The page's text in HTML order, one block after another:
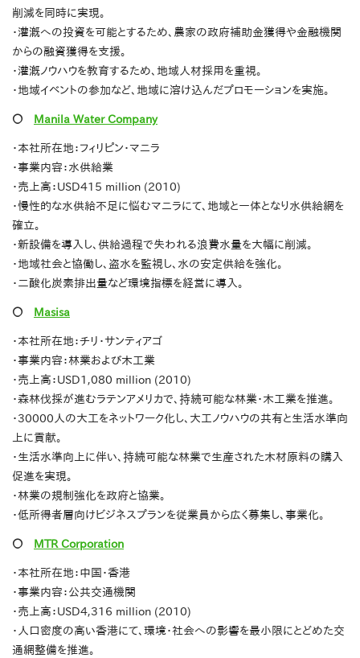
削減を同時に実現。
・灌漑への投資を可能とするため、農家の政府補助金獲得や金融機関
からの融資獲得を支援。
・灌漑ノウハウを教育するため、地域人材採用を重視。
・地域イベントの参加など、地域に溶け込んだプロモーションを実施。
〇 Manila Water Company
・本社所在地：フィリピン・マニラ
・事業内容：水供給業
・売上高：USD415 million (2010)
・慢性的な水供給不足に悩むマニラにて、地域と一体となり水供給網を
確立。
・新設備を導入し、供給過程で失われる浪費水量を大幅に削減。
・地域社会と協働し、盗水を監視し、水の安定供給を強化。
・二酸化炭素排出量など環境指標を経営に導入。
〇 Masisa
・本社所在地：チリ・サンティアゴ
・事業内容：林業および木工業
・売上高：USD1,080 million (2010)
・森林伐採が進むラテンアメリカで、持続可能な林業・木工業を推進。
・30000人の大工をネットワーク化し、大工ノウハウの共有と生活水準向
上に貢献。
・生活水準向上に伴い、持続可能な林業で生産された木材原料の購入
促進を実現。
・林業の規制強化を政府と協業。
・低所得者層向けビジネスプランを従業員から広く募集し、事業化。
〇 MTR Corporation
・本社所在地：中国・香港
・事業内容：公共交通機関
・売上高：USD4,316 million (2010)
・人口密度の高い香港にて、環境・社会への影響を最小限にとどめた交
通網整備を推進。